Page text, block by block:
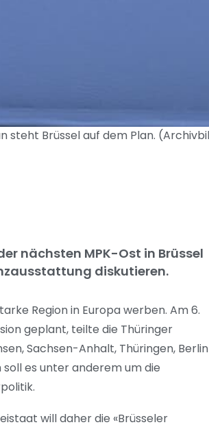
steht Brüssel auf dem Plan.
nächsten MPK-Ost in Brüssel
diskutieren.
Region in Europa werben. Am 6.
geplant, teilte die Thüringer
Sachsen-Anhalt, Thüringen, Berlin
es unter anderem um die
will daher die «Brüsseler